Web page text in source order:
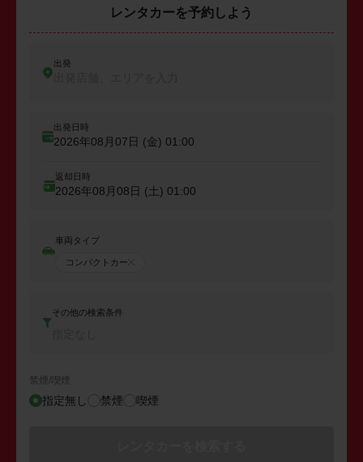
レンタカーを予約しよう
出発
出発日時
2026年08月07日 (金) 01:00
返却日時
2026年08月08日 (土) 01:00
車両タイプ
コンパクトカー
その他の検索条件
禁煙/喫煙
指定無し 禁煙 喫煙